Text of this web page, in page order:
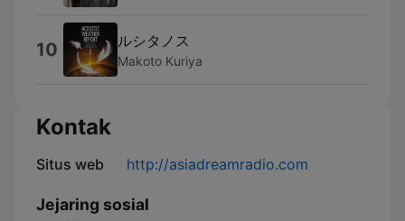
10 ルシタノス
Makoto Kuriya
Kontak
Situs web http://asiadreamradio.com
Jejaring sosial